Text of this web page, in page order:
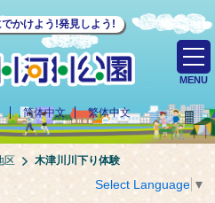
かけよう!発見しよう!
简体中文 繁体中文
MENU
区 木津川川下り体験
Select Language ▼